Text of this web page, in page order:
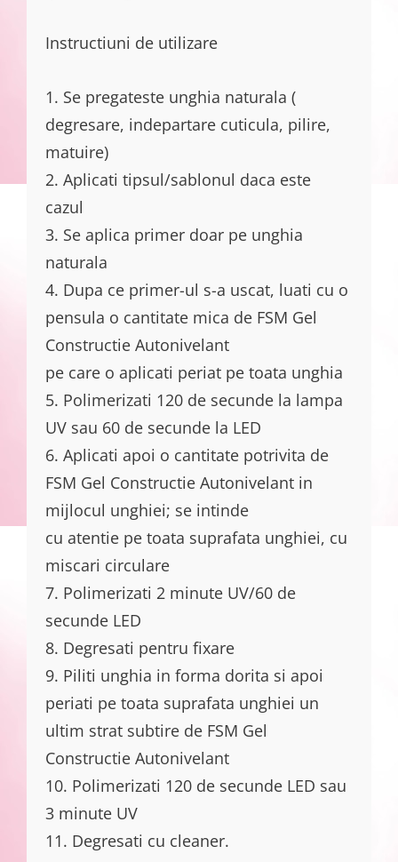
Instructiuni de utilizare
1. Se pregateste unghia naturala (
degresare, indepartare cuticula, pilire,
matuire)
2. Aplicati tipsul/sablonul daca este
cazul
3. Se aplica primer doar pe unghia
naturala
4. Dupa ce primer-ul s-a uscat, luati cu o
pensula o cantitate mica de FSM Gel
Constructie Autonivelant
pe care o aplicati periat pe toata unghia
5. Polimerizati 120 de secunde la lampa
UV sau 60 de secunde la LED
6. Aplicati apoi o cantitate potrivita de
FSM Gel Constructie Autonivelant in
mijlocul unghiei; se intinde
cu atentie pe toata suprafata unghiei, cu
miscari circulare
7. Polimerizati 2 minute UV/60 de
secunde LED
8. Degresati pentru fixare
9. Piliti unghia in forma dorita si apoi
periati pe toata suprafata unghiei un
ultim strat subtire de FSM Gel
Constructie Autonivelant
10. Polimerizati 120 de secunde LED sau
3 minute UV
11. Degresati cu cleaner.